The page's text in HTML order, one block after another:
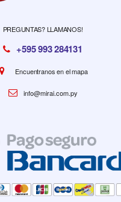
PREGUNTAS? LLAMANOS!
+595 993 284131
Encuentranos en el mapa
info@mirai.com.py